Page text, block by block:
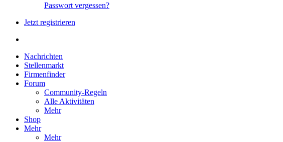
Passwort vergessen?
Jetzt registrieren
Nachrichten
Stellenmarkt
Firmenfinder
Forum
Community-Regeln
Alle Aktivitäten
Mehr
Shop
Mehr
Mehr